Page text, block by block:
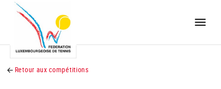
Toggle
Retour aux compétitions